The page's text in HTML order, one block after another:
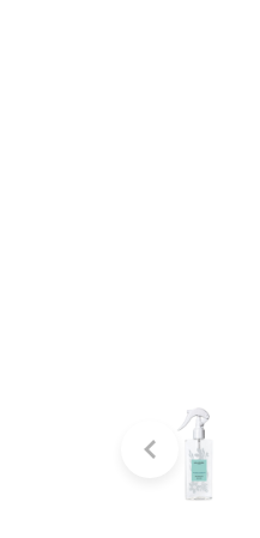
Vellutier
Max